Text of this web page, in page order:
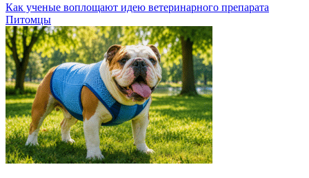
Как ученые воплощают идею ветеринарного препарата
Питомцы